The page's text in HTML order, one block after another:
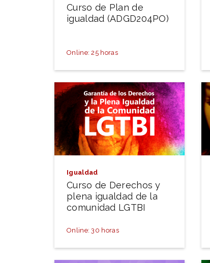
Curso de Plan de
igualdad (ADGD204PO)
Online: 25 horas
Igualdad
Curso de Derechos y
plena igualdad de la
comunidad LGTBI
Online: 30 horas